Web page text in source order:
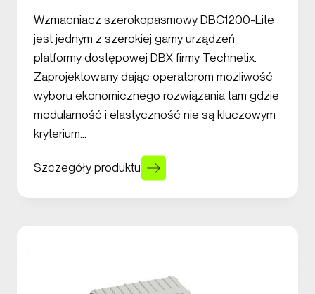
Wzmacniacz szerokopasmowy DBC1200-Lite
jest jednym z szerokiej gamy urządzeń
platformy dostępowej DBX firmy Technetix.
Zaprojektowany dając operatorom możliwość
wyboru ekonomicznego rozwiązania tam gdzie
modularność i elastyczność nie są kluczowym
kryterium…
Szczegóły produktu